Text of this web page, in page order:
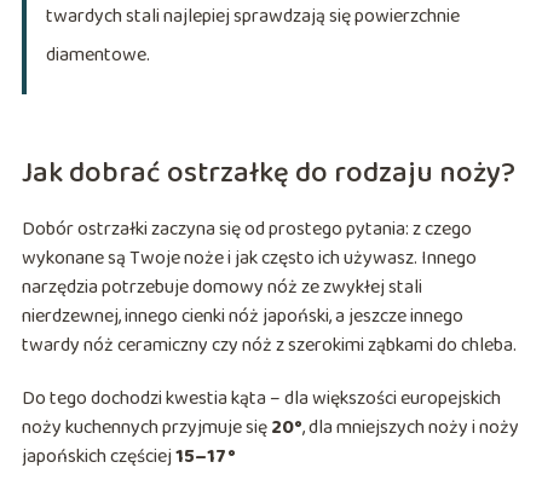
twardych stali najlepiej sprawdzają się powierzchnie
diamentowe.
Jak dobrać ostrzałkę do rodzaju noży?
Dobór ostrzałki zaczyna się od prostego pytania: z czego
wykonane są Twoje noże i jak często ich używasz. Innego
narzędzia potrzebuje domowy nóż ze zwykłej stali
nierdzewnej, innego cienki nóż japoński, a jeszcze innego
twardy nóż ceramiczny czy nóż z szerokimi ząbkami do chleba.
Do tego dochodzi kwestia kąta – dla większości europejskich
noży kuchennych przyjmuje się20°, dla mniejszych noży i noży
japońskich częściej15–17°